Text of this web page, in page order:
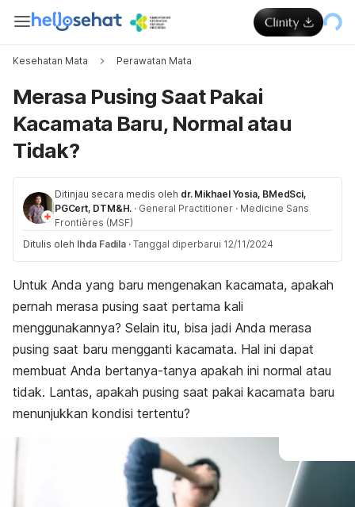
Kesehatan Mata Perawatan Mata
Merasa Pusing Saat Pakai
Kacamata Baru, Normal atau
Tidak?
Ditinjau secara medis oleh dr. Mikhael Yosia, BMedSci,
PGCert, DTM&H. · General Practitioner · Medicine Sans
Frontières (MSF)
Ditulis oleh Ihda Fadila · Tanggal diperbarui 12/11/2024
Untuk Anda yang baru mengenakan kacamata, apakah
pernah merasa pusing saat pertama kali
menggunakannya? Selain itu, bisa jadi Anda merasa
pusing saat baru mengganti kacamata. Hal ini dapat
membuat Anda bertanya-tanya apakah ini normal atau
tidak. Lantas, apakah pusing saat pakai kacamata baru
menunjukkan kondisi tertentu?